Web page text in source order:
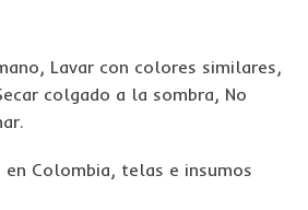
Lavar con colores similares,
colgado a la sombra, No
Colombia, telas e insumos